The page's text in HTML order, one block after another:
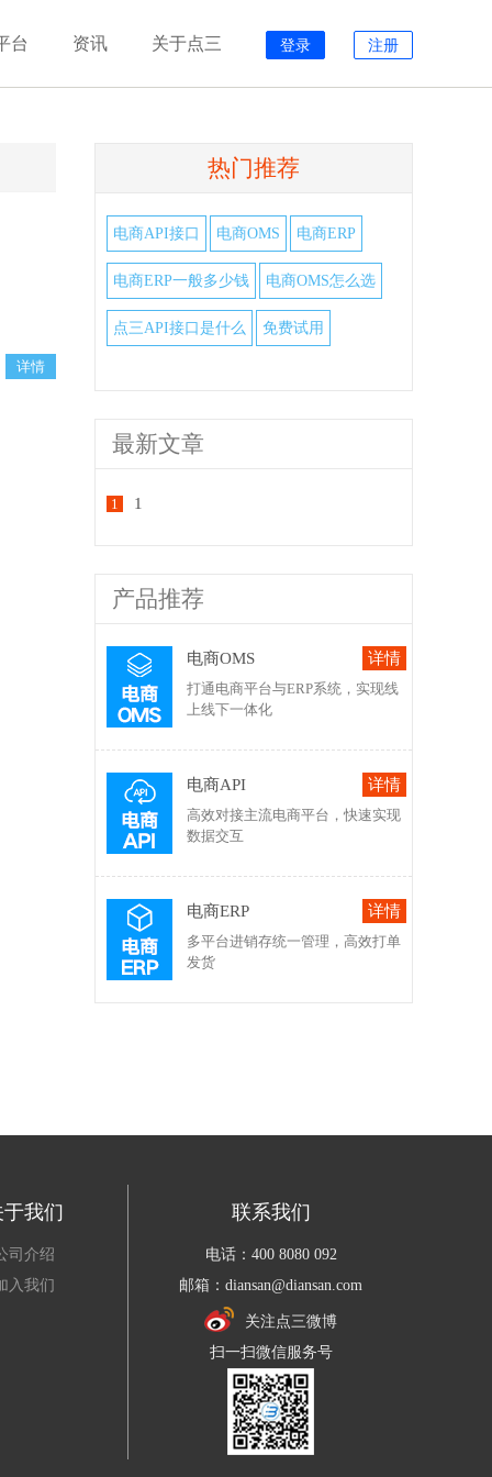
登录 注册
台 资讯 关于点三
热门推荐
电商API接口 电商OMS 电商ERP
电商ERP一般多少钱 电商OMS怎么选
点三API接口是什么 免费试用
最新文章
1 1
产品推荐
电商OMS
打通电商平台与ERP系统，实现线
上线下一体化
电商API
高效对接主流电商平台，快速实现
数据交互
电商ERP
多平台进销存统一管理，高效打单
发货
于我们
司介绍
入我们
联系我们
电话：400 8080 092
邮箱：diansan@diansan.com
关注点三微博
扫一扫微信服务号